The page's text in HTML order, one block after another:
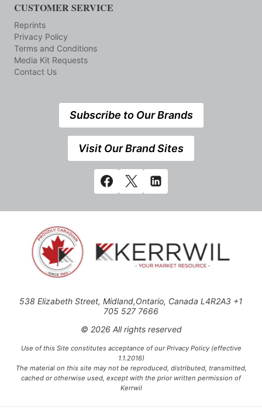
CUSTOMER SERVICE
Reprints
Privacy Policy
Terms and Conditions
Media Kit Requests
Contact Us
Subscribe to Our Brands
Visit Our Brand Sites
538 Elizabeth Street, Midland,Ontario, Canada L4R2A3 +1
705 527 7666
© 2026 All rights reserved
Use of this Site constitutes acceptance of our Privacy Policy (effective
1.1.2016)
The material on this site may not be reproduced, distributed, transmitted,
cached or otherwise used, except with the prior written permission of
Kerrwil